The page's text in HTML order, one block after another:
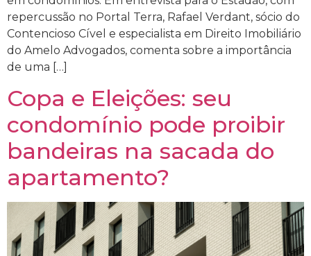
repercussão no Portal Terra, Rafael Verdant, sócio do
Contencioso Cível e especialista em Direito Imobiliário
do Amelo Advogados, comenta sobre a importância
de uma […]
Copa e Eleições: seu
condomínio pode proibir
bandeiras na sacada do
apartamento?